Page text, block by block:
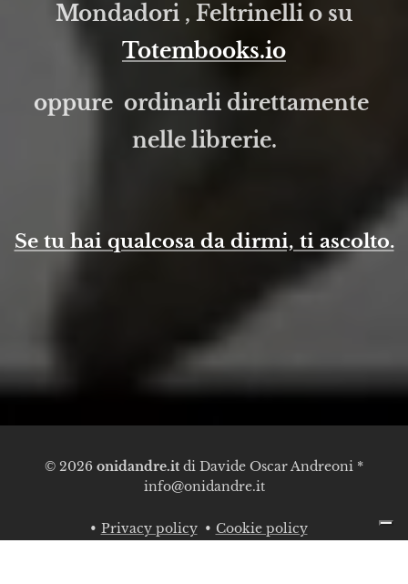
Mondadori , Feltrinelli o su
Totembooks.io
oppure ordinarli direttamente
nelle librerie.
Se tu hai qualcosa da dirmi, ti ascolto.
© 2026 onidandre.it di Davide Oscar Andreoni *
info@onidandre.it
Privacy policy Cookie policy